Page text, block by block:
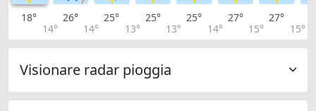
18°
14°
26°
14°
25°
13°
25°
13°
25°
14°
27°
15°
27°
15°
Visionare radar pioggia